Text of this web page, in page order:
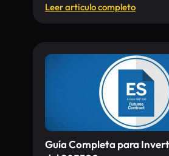
Leer articulo completo
Guía Completa para